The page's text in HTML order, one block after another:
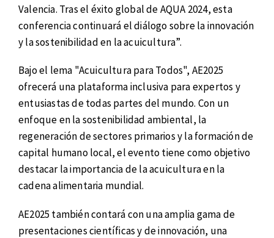
Valencia. Tras el éxito global de AQUA 2024, esta
conferencia continuará el diálogo sobre la innovación
y la sostenibilidad en la acuicultura”.
Bajo el lema "Acuicultura para Todos", AE2025
ofrecerá una plataforma inclusiva para expertos y
entusiastas de todas partes del mundo. Con un
enfoque en la sostenibilidad ambiental, la
regeneración de sectores primarios y la formación de
capital humano local, el evento tiene como objetivo
destacar la importancia de la acuicultura en la
cadena alimentaria mundial.
AE2025 también contará con una amplia gama de
presentaciones científicas y de innovación, una